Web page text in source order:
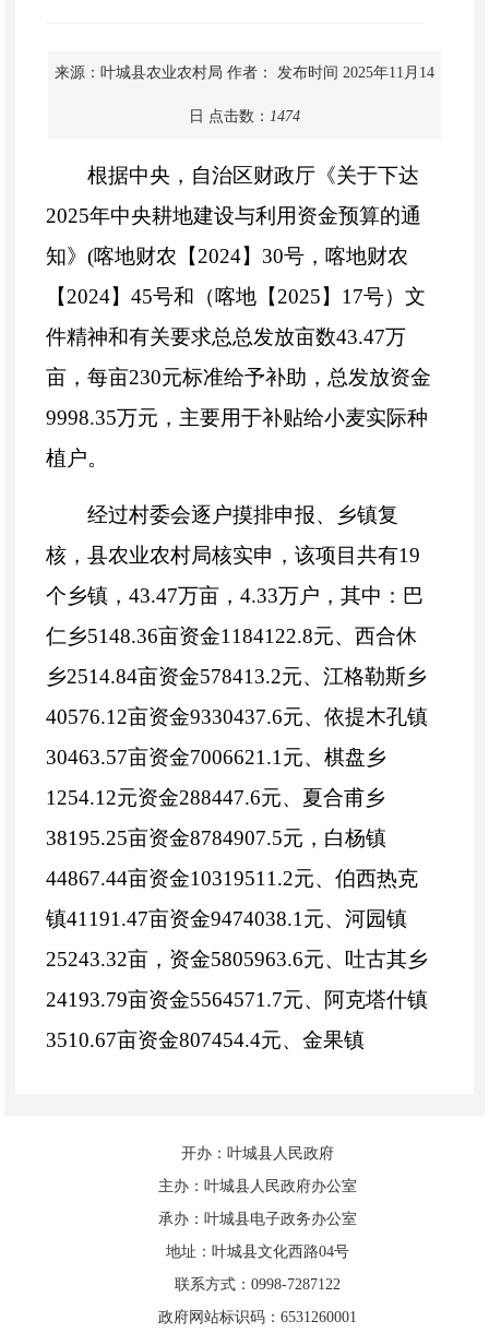
来源：叶城县农业农村局 作者： 发布时间 2025年11月14
日 点击数： 1474
根据中央，自治区财政厅《关于下达
2025年中央耕地建设与利用资金预算的通
知》(喀地财农【2024】30号，喀地财农
【2024】45号和（喀地【2025】17号）文
件精神和有关要求总总发放亩数43.47万
亩，每亩230元标准给予补助，总发放资金
9998.35万元，主要用于补贴给小麦实际种
植户。
经过村委会逐户摸排申报、乡镇复
核，县农业农村局核实申，该项目共有19
个乡镇，43.47万亩，4.33万户，其中：巴
仁乡5148.36亩资金1184122.8元、西合休
乡2514.84亩资金578413.2元、江格勒斯乡
40576.12亩资金9330437.6元、依提木孔镇
30463.57亩资金7006621.1元、棋盘乡
1254.12元资金288447.6元、夏合甫乡
38195.25亩资金8784907.5元，白杨镇
44867.44亩资金10319511.2元、伯西热克
镇41191.47亩资金9474038.1元、河园镇
25243.32亩，资金5805963.6元、吐古其乡
24193.79亩资金5564571.7元、阿克塔什镇
3510.67亩资金807454.4元、金果镇
36019.63亩资金8284514.9元、宗朗乡
8293.02亩资金1907394.6元、乌夏巴什镇
19403.68亩资金4462846.4元、依力克其乡
33478.44亩资金7700041.2元、恰尔巴格镇
24781.47亩资金5699738.1元、铁提乡
开办：叶城县人民政府
主办：叶城县人民政府办公室
承办：叶城县电子政务办公室
地址：叶城县文化西路04号
联系方式：0998-7287122
政府网站标识码：6531260001